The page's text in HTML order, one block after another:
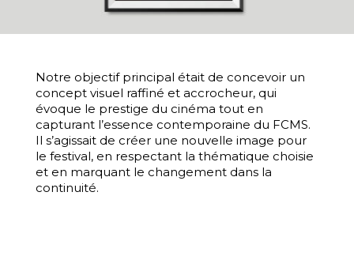
Notre objectif principal était de concevoir un
concept visuel raffiné et accrocheur, qui
évoque le prestige du cinéma tout en
capturant l’essence contemporaine du FCMS.
Il s’agissait de créer une nouvelle image pour
le festival, en respectant la thématique choisie
et en marquant le changement dans la
continuité.